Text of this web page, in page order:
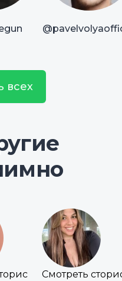
всех
Смотреть